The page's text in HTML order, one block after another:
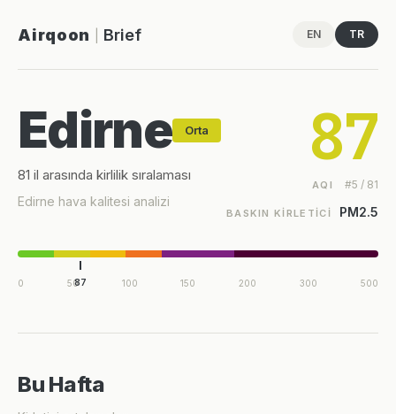
Airqoon Brief EN TR
Edirne Orta
81 il arasında kirlilik sıralaması
Edirne hava kalitesi analizi
87
AQI #5 / 81
BASKIN KIRLETICI PM2.5
87
0 50 100 150 200 300 500
Bu Hafta